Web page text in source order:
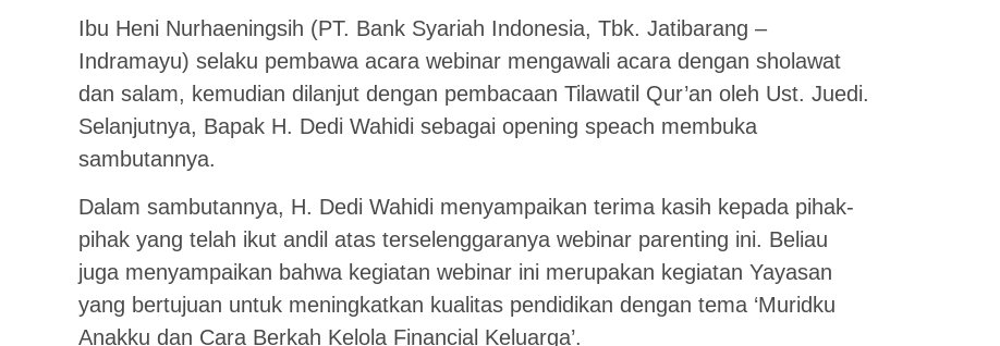
Ibu Heni Nurhaeningsih (PT. Bank Syariah Indonesia, Tbk. Jatibarang –
Indramayu) selaku pembawa acara webinar mengawali acara dengan sholawat
dan salam, kemudian dilanjut dengan pembacaan Tilawatil Qur’an oleh Ust. Juedi.
Selanjutnya, Bapak H. Dedi Wahidi sebagai opening speach membuka
sambutannya.
Dalam sambutannya, H. Dedi Wahidi menyampaikan terima kasih kepada pihak-
pihak yang telah ikut andil atas terselenggaranya webinar parenting ini. Beliau
juga menyampaikan bahwa kegiatan webinar ini merupakan kegiatan Yayasan
yang bertujuan untuk meningkatkan kualitas pendidikan dengan tema ‘Muridku
Anakku dan Cara Berkah Kelola Financial Keluarga’.